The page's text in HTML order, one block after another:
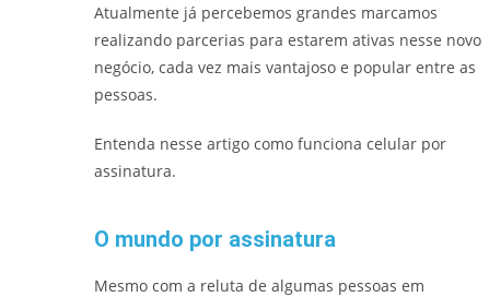
Atualmente já percebemos grandes marcamos
realizando parcerias para estarem ativas nesse novo
negócio, cada vez mais vantajoso e popular entre as
pessoas.
Entenda nesse artigo como funciona celular por
assinatura.
O mundo por assinatura
Mesmo com a reluta de algumas pessoas em